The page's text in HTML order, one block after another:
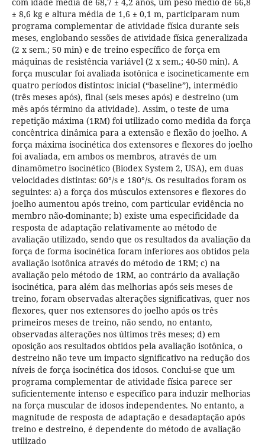
± 8,6 kg e altura média de 1,6 ± 0,1 m, participaram num
programa complementar de atividade física durante seis
meses, englobando sessões de atividade física generalizada
(2 x sem.; 50 min) e de treino específico de força em
máquinas de resistência variável (2 x sem.; 40-50 min). A
força muscular foi avaliada isotônica e isocineticamente em
quatro períodos distintos: inicial (“baseline”), intermédio
(três meses após), final (seis meses após) e destreino (um
mês após término da atividade). Assim, o teste de uma
repetição máxima (1RM) foi utilizado como medida da força
concêntrica dinâmica para a extensão e flexão do joelho. A
força máxima isocinética dos extensores e flexores do joelho
foi avaliada, em ambos os membros, através de um
dinamômetro isocinético (Biodex System 2, USA), em duas
velocidades distintas: 60°/s e 180°/s. Os resultados foram os
seguintes: a) a força dos músculos extensores e flexores do
joelho aumentou após treino, com particular evidência no
membro não-dominante; b) existe uma especificidade da
resposta de adaptação relativamente ao método de
avaliação utilizado, sendo que os resultados da avaliação da
força de forma isocinética foram inferiores aos obtidos pela
avaliação isotônica através do método de 1RM; c) na
avaliação pelo método de 1RM, ao contrário da avaliação
isocinética, para além das melhorias após seis meses de
treino, foram observadas alterações significativas, quer nos
flexores, quer nos extensores do joelho após os três
primeiros meses de treino, não sendo, no entanto,
observadas alterações nos últimos três meses; d) em
oposição aos resultados obtidos pela avaliação isotônica, o
destreino não teve um impacto significativo na redução dos
níveis de força isocinética dos idosos. Conclui-se que um
programa complementar de atividade física parece ser
suficientemente intenso e específico para induzir melhorias
na força muscular de idosos independentes. No entanto, a
magnitude de resposta de adaptação e desadaptação após
treino e destreino, é dependente do método de avaliação
utilizado